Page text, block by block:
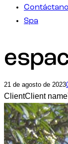
Spa
21 de agosto de 2023
ClientClient name